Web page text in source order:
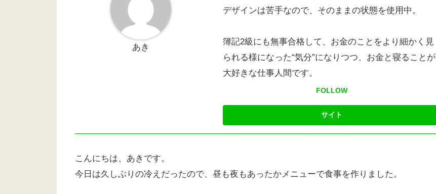
あき
デザインは苦手なので、そのままの状態を使用中。
簿記2級にも無事合格して、お金のことをより細かく見
られる様になった“気分”になりつつ、お金と寝ることが
大好きな仕事人間です。
FOLLOW
こんにちは、あきです。
今日は久しぶりの冷えだったので、昼も夜もあったかメニューで食事を作りました。